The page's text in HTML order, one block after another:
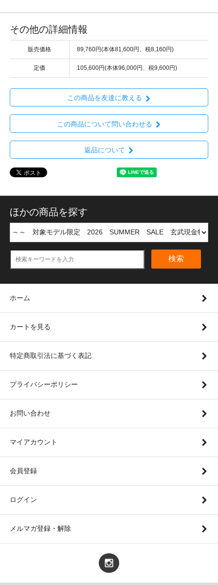
その他の詳細情報
販売価格 89,760円(本体81,600円、税8,160円)
定価 105,600円(本体96,000円、税9,600円)
この商品を友達に教える
この商品について問い合わせる
返品について
ほかの商品を探す
検索
ホーム
カートを見る
特定商取引法に基づく表記
プライバシーポリシー
お問い合わせ
マイアカウント
会員登録
ログイン
メルマガ登録・解除